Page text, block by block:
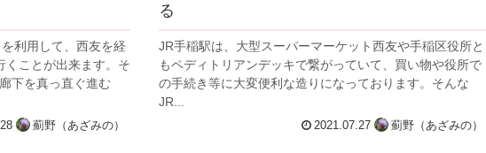
利用して、西友を経
くことが出来ます。そ
下を真っ直ぐ進む
薊野（あざみの）
る
JR手稲駅は、大型スーパーマーケット西友や手稲区役所と
もペディトリアンデッキで繋がっていて、買い物や役所で
の手続き等に大変便利な造りになっております。そんな
JR...
2021.07.27 薊野（あざみの）